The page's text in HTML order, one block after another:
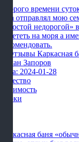
Доброго времени
раза отправлял мою
«простой недорогой»
полететь на моря а
рекомендовать.
Роман Запоров
Дата: 2024-01-28
Качество
Стоимость
Сроки
Каркасная баня